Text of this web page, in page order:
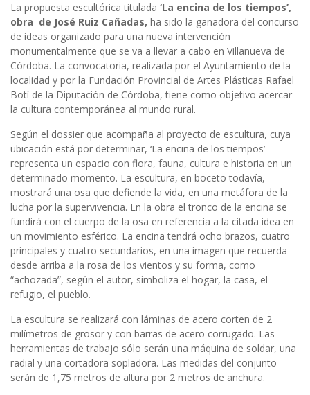
La propuesta escultórica titulada ‘La encina de los tiempos’,
obra de José Ruiz Cañadas, ha sido la ganadora del concurso
de ideas organizado para una nueva intervención
monumentalmente que se va a llevar a cabo en Villanueva de
Córdoba. La convocatoria, realizada por el Ayuntamiento de la
localidad y por la Fundación Provincial de Artes Plásticas Rafael
Botí de la Diputación de Córdoba, tiene como objetivo acercar
la cultura contemporánea al mundo rural.
Según el dossier que acompaña al proyecto de escultura, cuya
ubicación está por determinar, ‘La encina de los tiempos’
representa un espacio con flora, fauna, cultura e historia en un
determinado momento. La escultura, en boceto todavía,
mostrará una osa que defiende la vida, en una metáfora de la
lucha por la supervivencia. En la obra el tronco de la encina se
fundirá con el cuerpo de la osa en referencia a la citada idea en
un movimiento esférico. La encina tendrá ocho brazos, cuatro
principales y cuatro secundarios, en una imagen que recuerda
desde arriba a la rosa de los vientos y su forma, como
“achozada”, según el autor, simboliza el hogar, la casa, el
refugio, el pueblo.
La escultura se realizará con láminas de acero corten de 2
milímetros de grosor y con barras de acero corrugado. Las
herramientas de trabajo sólo serán una máquina de soldar, una
radial y una cortadora sopladora. Las medidas del conjunto
serán de 1,75 metros de altura por 2 metros de anchura.